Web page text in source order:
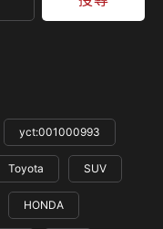
yct:001000993
Toyota SUV
HONDA